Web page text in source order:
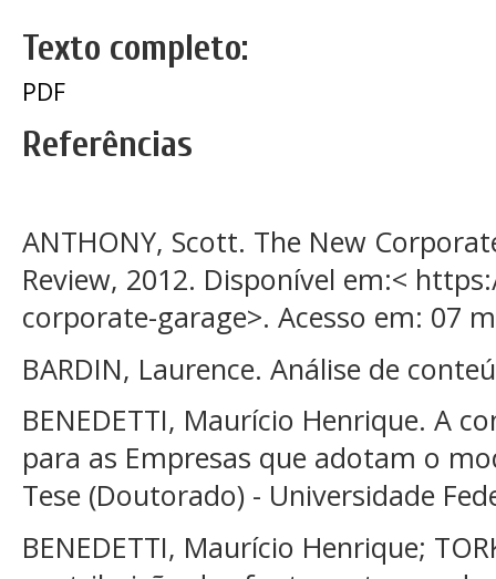
Texto completo:
PDF
Referências
ANTHONY, Scott. The New
Review, 2012. Disponível em:<
corporate-garage>. Acesso em: 07
BARDIN, Laurence. Análise de
BENEDETTI, Maurício Henrique. A
para as Empresas que adotam o
Tese (Doutorado) - Universidade
BENEDETTI, Maurício Henrique;